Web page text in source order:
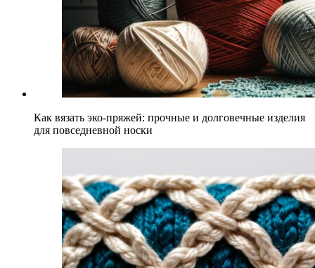
Как вязать эко-пряжей: прочные и долговечные изделия
для повседневной носки